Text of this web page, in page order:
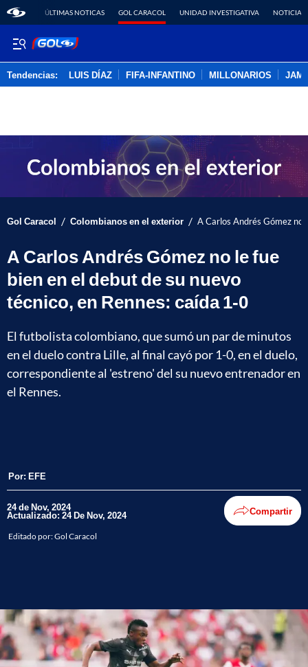
ÚLTIMAS NOTICAS GOL CARACOL UNIDAD INVESTIGATIVA NOTICIAS
Tendencias: LUIS DÍAZ FIFA-INFANTINO MILLONARIOS
Gol Caracol / Colombianos en el exterior / A Carlos Andrés Gómez no
A Carlos Andrés Gómez no le fue
bien en el debut de su nuevo
técnico, en Rennes: caída 1-0
El futbolista colombiano, que sumó un par de minutos
en el duelo contra Lille, al final cayó por 1-0, en el duelo,
correspondiente al 'estreno' del su nuevo entrenador en
el Rennes.
Por: EFE
24 de Nov, 2024
Actualizado: 24 De Nov, 2024 Compartir
Editado por:Gol Caracol